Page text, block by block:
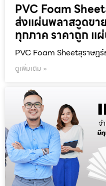
PVC Foam
ส่งแผ่นพลาสวูดขา
ทุกภาค ราคาถูก แ
PVC Foam Sheetสุราษฎ
ดูเพิ่มเติม »